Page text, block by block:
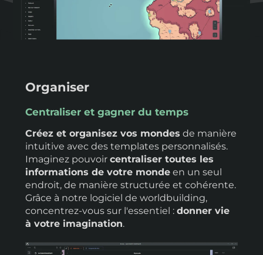
Organiser
Centraliser et gagner du temps
Créez et organisez vos mondes de manière
intuitive avec des templates personnalisés.
Imaginez pouvoir centraliser toutes les
informations de votre mondeen un seul
endroit, de manière structurée et cohérente.
Grâce à notre logiciel de worldbuilding,
concentrez-vous sur l'essentiel : donner vie
à votre imagination.